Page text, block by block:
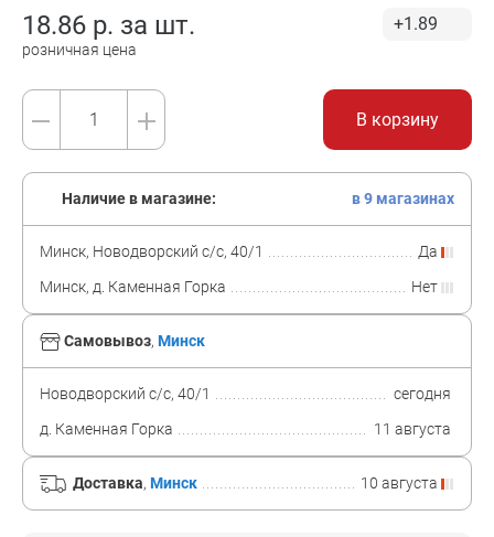
18.86 р. за шт.
розничная цена
+1.89
В корзину
Самовывоз, Минск
Новодворский с/с, 40/1
сегодня
д. Каменная Горка
11 августа
Доставка, Минск 10 августа
Наличие в магазине: в 9 магазинах
Минск, Новодворский с/с, 40/1
Да
Минск, д. Каменная Горка
Нет